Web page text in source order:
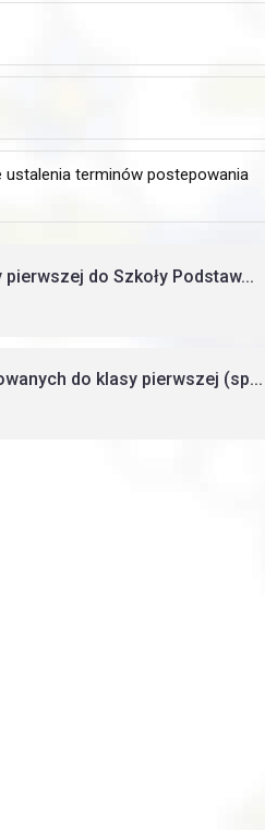
ustalenia terminów postepowania
do Szkoły Podstaw...
do klasy pierwszej (sp...